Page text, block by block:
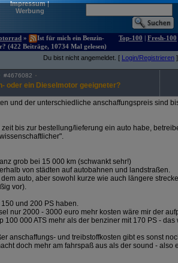
Impressum|
Werbung
»
Ist für mich ein Benzin-
(422 Beiträge, 10734 Mal gelesen)
Top-100 | Fresh-100
Du bist nicht angemeldet. [ Login/Registrieren ]
#4676082
oder ein Dieselmotor geeigneter?
und der unterschiedliche anschaffungspreis sind
bis zur bestellung/lieferung ein auto habe,
grob bei 15 000 km (schwankt sehr!)
von städten auf autobahnen und landstraßen.
auto, aber sowohl kurze wie auch längere
vor).
und 200 PS haben.
nur 2000 - 3000 euro mehr kosten wäre mir der
100 000 ATS mehr als der benziner mit 170 PS - das
anschaffungs- und treibstoffkosten gibt es sonst
doch mehr am fahrspaß aus als der sound - also